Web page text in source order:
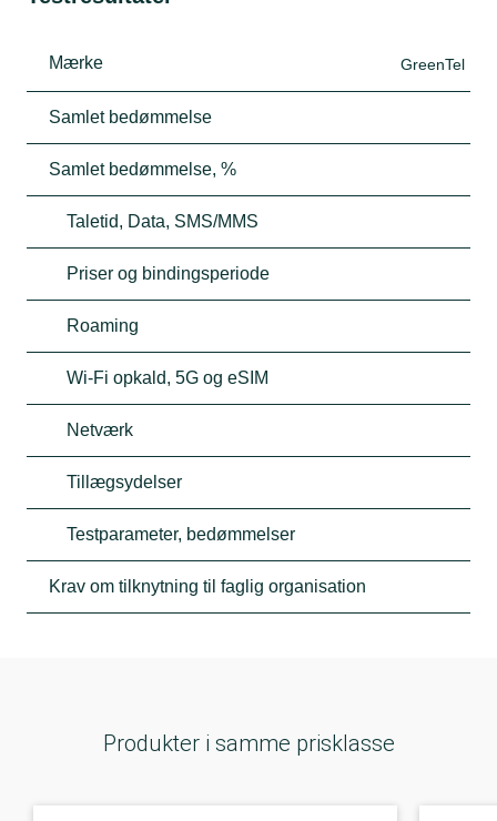
Mærke GreenTel
Samlet bedømmelse
Samlet bedømmelse, %
Taletid, Data, SMS/MMS
Priser og bindingsperiode
Roaming
Wi-Fi opkald, 5G og eSIM
Netværk
Tillægsydelser
Testparameter, bedømmelser
Krav om tilknytning til faglig organisation
Produkter i samme prisklasse